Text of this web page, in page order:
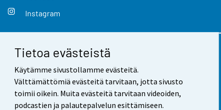
Tietoa evästeistä
Käytämme sivustollamme evästeitä.
Välttämättömiä evästeitä tarvitaan, jotta sivusto
toimii oikein. Muita evästeitä tarvitaan videoiden,
podcastien ja palautepalvelun esittämiseen.
Instagram
Yhteystiedot
Palaute
Käyttöehdot